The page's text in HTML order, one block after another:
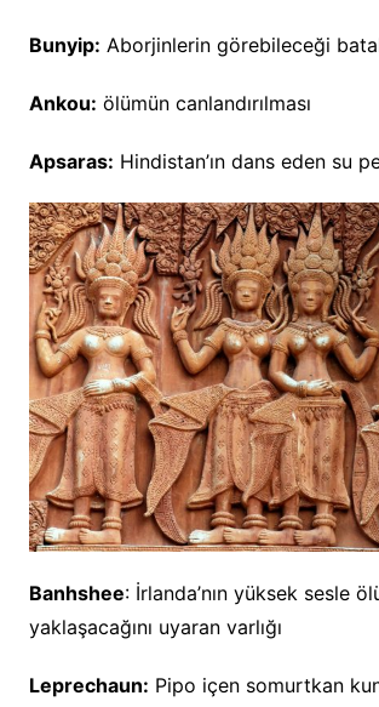
Bunyip: Aborjinlerin görebileceği
Ankou: ölümün canlandırılması
Apsaras: Hindistan’ın dans eden su
Banhshee: İrlanda’nın yüksek sesle
yaklaşacağını uyaran varlığı
Leprechaun: Pipo içen somurtkan